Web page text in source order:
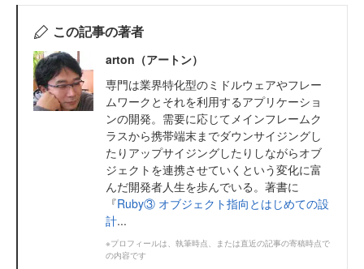
この記事の著者
arton（アートン）
専門は業界特化型のミドルウェアやフレー
ムワークとそれを利用するアプリケーショ
ンの開発。需要に応じてメインフレームク
ラスから携帯端末までダウンサイジングし
たりアップサイジングしたりしながらオブ
ジェクトを連携させていくという変化に富
んだ開発者人生を歩んでいる。著書に
『Ruby③ オブジェクト指向とはじめての設
計...
※プロフィールは、執筆時点、または直近の記事の寄稿時点で
の内容です